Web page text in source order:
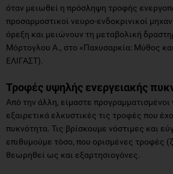
όταν μειωθεί η πρόσληψη τροφής
προσαρμοστικοί νευρο-ενδοκρινικοί
όρεξη και μειώνουν τη μεταβολική
Μόρτογλου Α., στο «Παχυσαρκία: Μύθος
ΕΛΙΓΑΣΤ).
Τροφές υψηλής ενεργειακής
Από την άλλη, είμαστε προγραμματισμένοι
εξαιρετικά ελκυστικές τις τροφές που
πυκνότητα. Τις βρίσκουμε νόστιμες και
επιθυμούμε τόσο, που ορισμένες τροφές
θεωρηθεί ως και εξαρτησιογόνες.